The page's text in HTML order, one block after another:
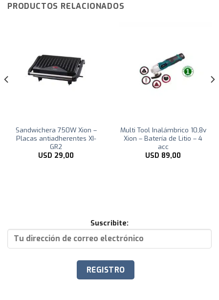
PRODUCTOS RELACIONADOS
Sandwichera 750W Xion –
Placas antiadherentes XI-
GR2
USD 29,00
Multi Tool Inalámbrico 10,8v
Xion – Batería de Litio – 4
acc
USD 89,00
Suscribite: